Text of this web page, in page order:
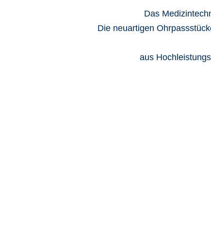
Das
Die neuartigen
aus